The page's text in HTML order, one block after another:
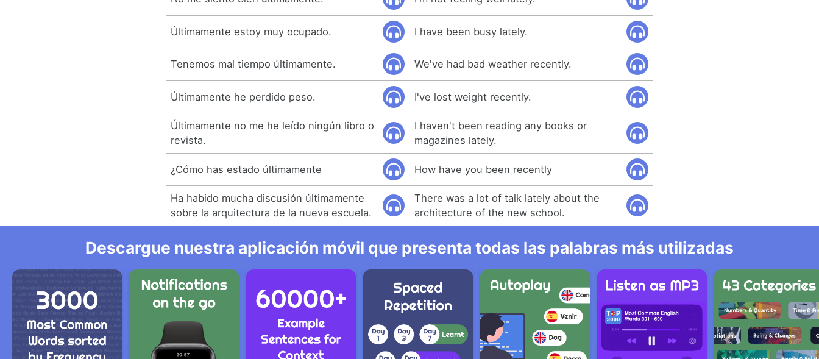
Últimamente estoy muy ocupado. I have been busy lately.
Tenemos mal tiempo últimamente. We've had bad weather recently.
Últimamente he perdido peso. I've lost weight recently.
Últimamente no me he leído ningún libro o
revista.
I haven't been reading any books or
magazines lately.
¿Cómo has estado últimamente How have you been recently
Ha habido mucha discusión últimamente
sobre la arquitectura de la nueva escuela.
There was a lot of talk lately about the
architecture of the new school.
Descargue nuestra aplicación móvil que presenta todas las palabras más utilizadas